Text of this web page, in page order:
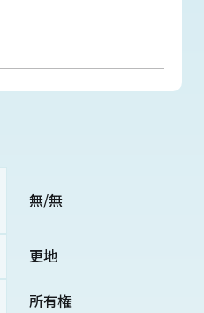
無/無
更地
所有権